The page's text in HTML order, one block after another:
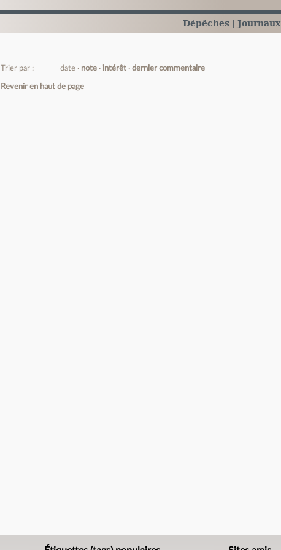
Dépêches Journaux
Trier par : date note intérêt dernier commentaire
Revenir en haut de page